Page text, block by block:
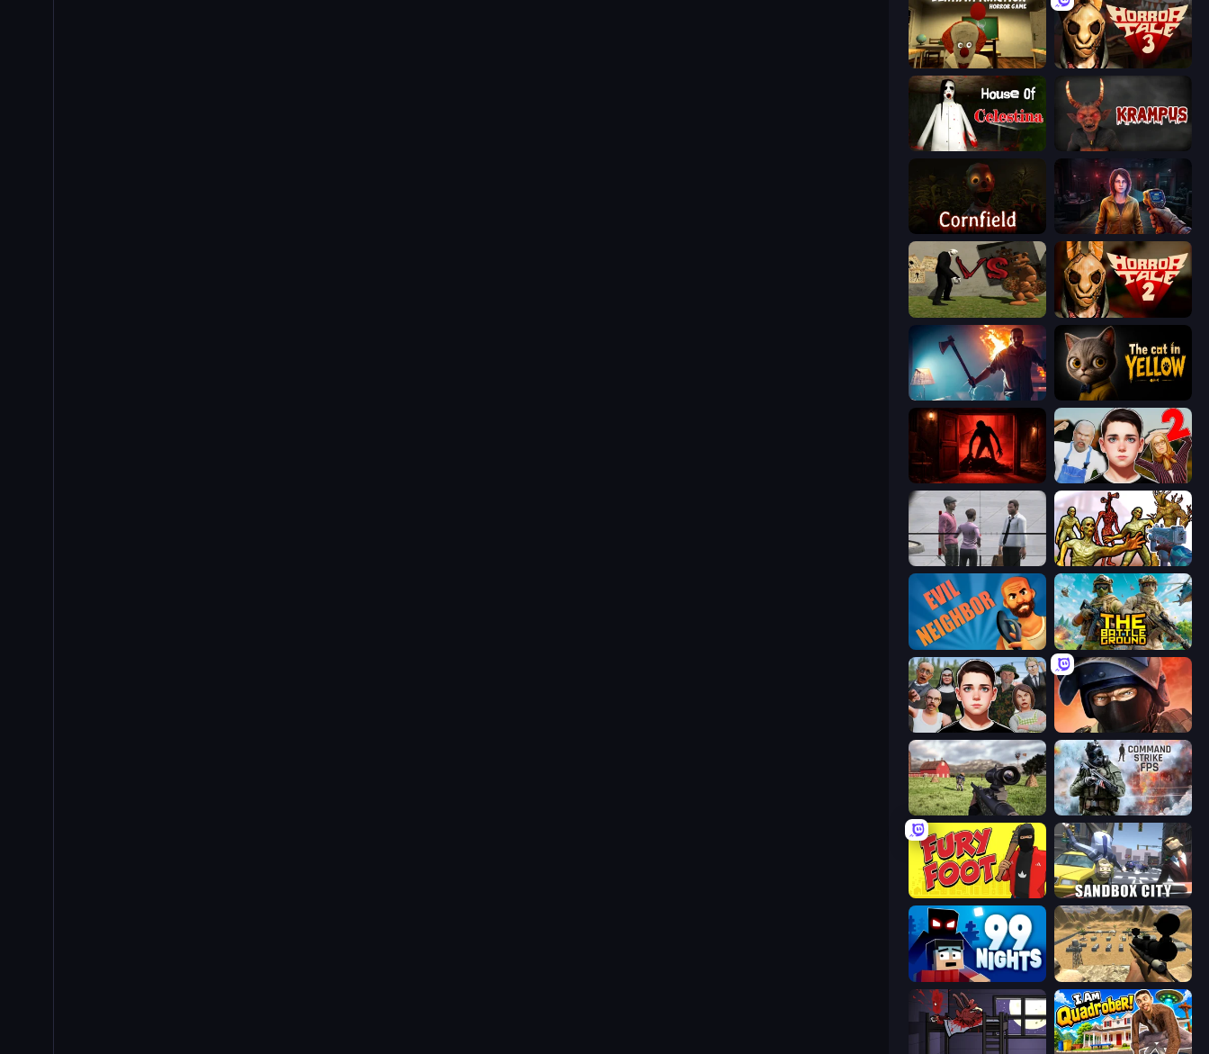
Death Attraction: Horror Game
House of Celestina Krampus
Cornfield Survival Zone Zombie Outbreak
Slenderman VS Freddy The Fazbear
You Are Being Watched The Cat in Yellow
Doors Castle Schoolboy Escape 2
Monster Shooter Apocalypse
Evil Neighbor The Battleground
Schoolboy Escape: Runaway Bullet Force
Dead Zed Command Strike FPS
Fury Foot Sandbox City
99 Nights (Bloxd.io) Ghost Sniper